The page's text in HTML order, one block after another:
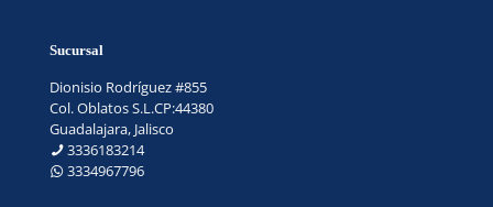
Sucursal
Dionisio Rodríguez #855
Col. Oblatos S.L.CP:44380
Guadalajara, Jalisco
3336183214
3334967796